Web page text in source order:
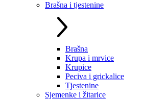
Brašna i tjestenine
Brašna
Krupa i mrvice
Krupice
Peciva i grickalice
Tjestenine
Sjemenke i žitarice